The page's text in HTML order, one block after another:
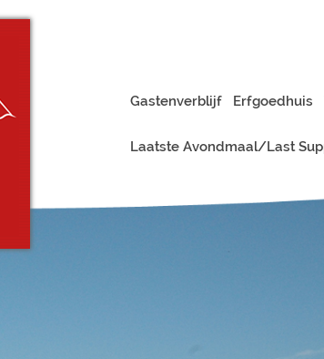
Gastenverblijf Erfgoedhuis
Laatste Avondmaal/Last